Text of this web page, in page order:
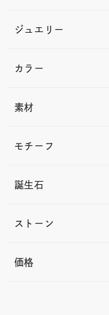
ジュエリー
カラー
素材
モチーフ
誕生石
ストーン
価格